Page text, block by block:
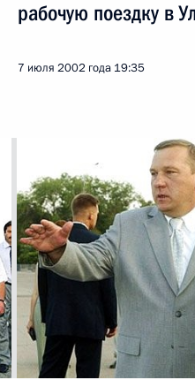
рабочую поездку в
7 июля 2002 года 19:35